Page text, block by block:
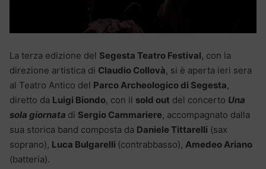
La terza edizione del Segesta Teatro Festival, con la
direzione artistica di Claudio Collovà, si è aperta ieri sera
al Teatro Antico del Parco Archeologico di Segesta,
diretto da Luigi Biondo, con il sold out del concerto Una
sola giornata di Sergio Cammariere, accompagnato dalla
sua storica band composta da Daniele Tittarelli (sax
soprano), Luca Bulgarelli (contrabbasso), Amedeo Ariano
(batteria).